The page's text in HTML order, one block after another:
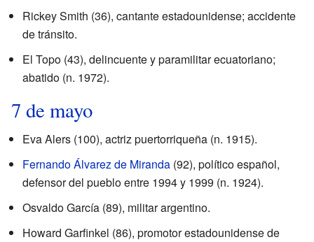
Rickey Smith (36), cantante estadounidense; accidente
de tránsito.
El Topo (43), delincuente y paramilitar ecuatoriano;
abatido (n. 1972).
7 de mayo
Eva Alers (100), actriz puertorriqueña (n. 1915).
Fernando Álvarez de Miranda (92), político español,
defensor del pueblo entre 1994 y 1999 (n. 1924).
Osvaldo García (89), militar argentino.
Howard Garfinkel (86), promotor estadounidense de